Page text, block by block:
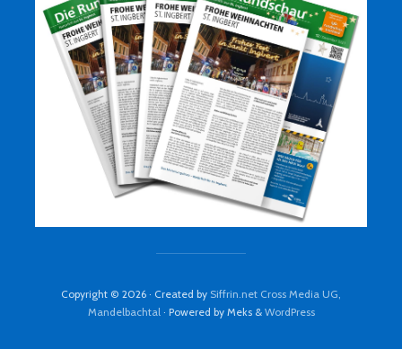
Copyright © 2026 · Created by Siffrin.net Cross Media UG,
Mandelbachtal· Powered by Meks & WordPress